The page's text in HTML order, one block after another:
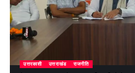
उत्तरकाशी उत्तराखंड राजनीति